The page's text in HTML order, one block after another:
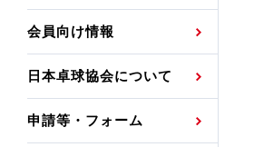
会員向け情報
日本卓球協会について
申請等・フォーム